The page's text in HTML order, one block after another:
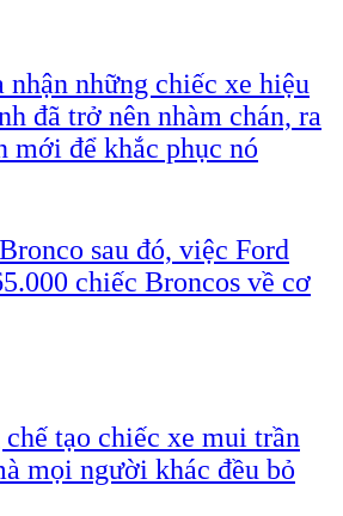
nhận những chiếc xe hiệu
đã trở nên nhàm chán, ra
mới để khắc phục nó
sau đó, việc Ford
chiếc Broncos về cơ
tạo chiếc xe mui trần
mọi người khác đều bỏ